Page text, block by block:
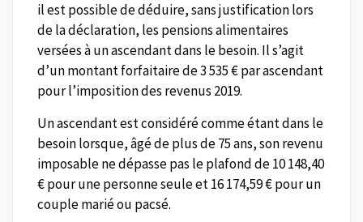
il est possible de déduire, sans justification lors
de la déclaration, les pensions alimentaires
versées à un ascendant dans le besoin. Il s’agit
d’un montant forfaitaire de 3 535 € par ascendant
pour l’imposition des revenus 2019.
Un ascendant est considéré comme étant dans le
besoin lorsque, âgé de plus de 75 ans, son revenu
imposable ne dépasse pas le plafond de 10 148,40
€ pour une personne seule et 16 174,59 € pour un
couple marié ou pacsé.